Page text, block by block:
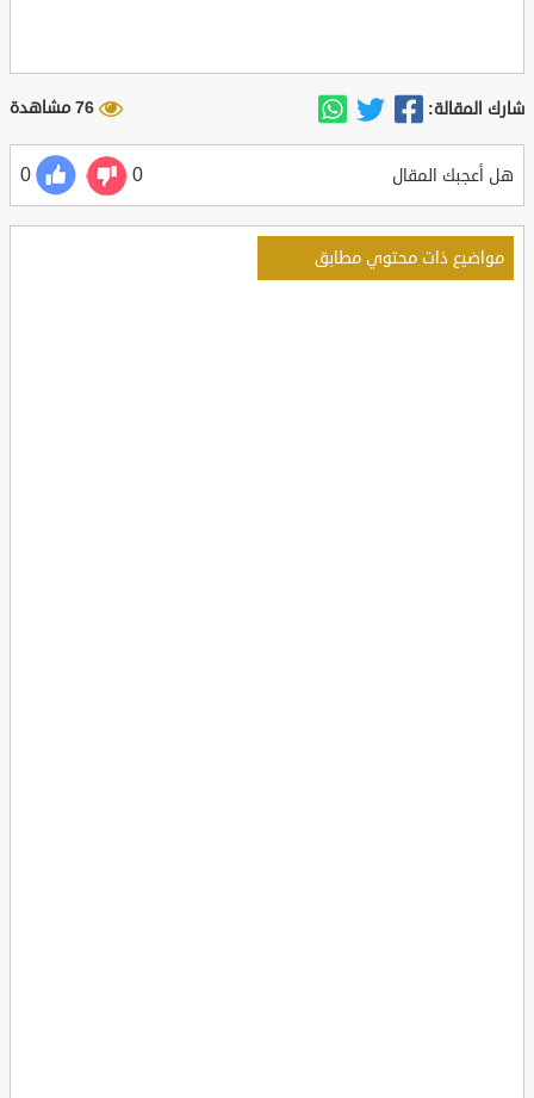
شارك المقالة: 76 مشاهدة
هل أعجبك المقال 0
0
مواضيع ذات محتوي مطابق